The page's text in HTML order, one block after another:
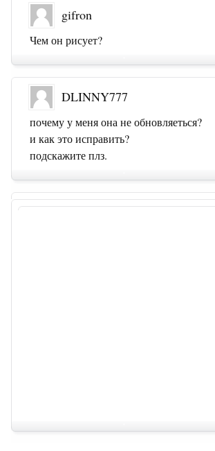
gifron
Чем он рисует?
DLINNY777
почему у меня она не обновляеться?
и как это исправить?
подскажите плз.